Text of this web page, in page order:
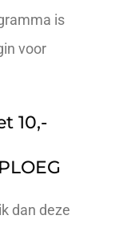
is
voor
10,-
dan deze